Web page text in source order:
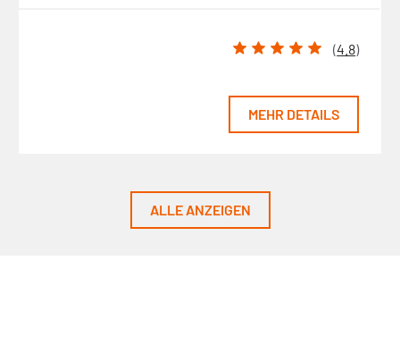
(4.8)
MEHR DETAILS
ALLE ANZEIGEN